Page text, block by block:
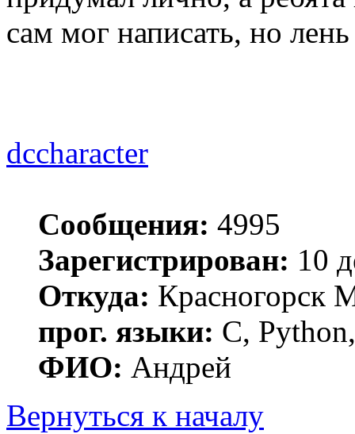
сам мог написать, но
dccharacter
Сообщения: 4995
Зарегистрирован: 10
Откуда: Красногорск
прог. языки: C,
ФИО: Андрей
Вернуться к началу